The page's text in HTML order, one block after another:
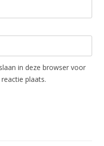
in deze browser voor
plaats.